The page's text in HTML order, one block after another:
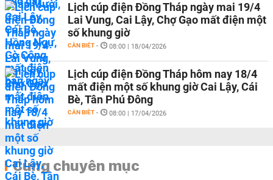
Lịch cúp điện Đồng Tháp ngày mai 19/4
Lai Vung, Cai Lậy, Chợ Gạo mất điện một
số khung giờ
CẦN BIẾT - 08:00 | 18/04/2026
Lịch cúp điện Đồng Tháp hôm nay 18/4
mất điện một số khung giờ Cai Lậy, Cái
Bè, Tân Phú Đông
CẦN BIẾT - 08:00 | 17/04/2026
Cùng chuyên mục